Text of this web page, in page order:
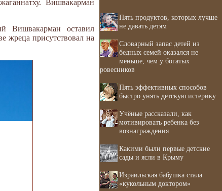
Вишвакарман
Вишвакарман оставил
жреца присутствовал на
Пять продуктов, которых лучше
не давать детям
Словарный запас детей из
бедных семей оказался не
меньше, чем у богатых
ровесников
Пять эффективных способов
быстро унять детскую истерику
Учёные рассказали, как
мотивировать ребенка без
вознаграждения
Какими были первые детские
сады и ясли в Крыму
Израильская бабушка стала
«кукольным доктором»